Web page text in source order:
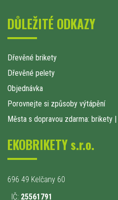
DŮLEŽITÉ ODKAZY
Dřevěné brikety
Dřevěné pelety
Objednávka
Porovnejte si způsoby výtápění
Města s dopravou zdarma: brikety |
EKOBRIKETY s.r.o.
696 49 Kelčany 60
IČ: 25561791